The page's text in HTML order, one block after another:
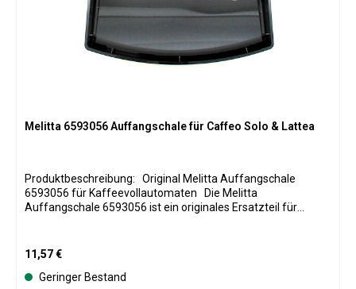
Melitta 6593056 Auffangschale für Caffeo Solo & Lattea
Produktbeschreibung: Original Melitta Auffangschale
6593056 für Kaffeevollautomaten Die Melitta
Auffangschale 6593056 ist ein originales Ersatzteil für
Kaffeevollautomaten und dient zum Auffangen von
Restwasser und Flüssigkeiten, die während des Betriebs und
der Reinigung des Gerätes anfallen. Sie eignet sich ideal als
Regulärer Preis:
11,57 €
Geringer Bestand